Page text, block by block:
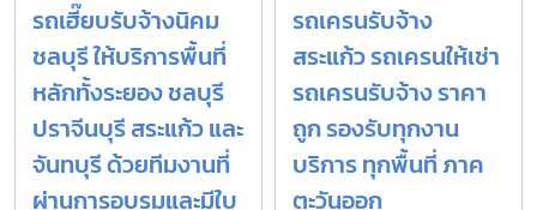
รถเฮี๊ยบรับจ้างนิคม
ชลบุรี ให้บริการพื้นที่
หลักทั้งระยอง ชลบุรี
ปราจีนบุรี สระแก้ว และ
จันทบุรี ด้วยทีมงานที่
ผ่านการอบรมและมีใบ
รถเครนรับจ้าง
สระแก้ว รถเครนให้เช่า
รถเครนรับจ้าง ราคา
ถูก รองรับทุกงาน
บริการ ทุกพื้นที่ ภาค
ตะวันออก